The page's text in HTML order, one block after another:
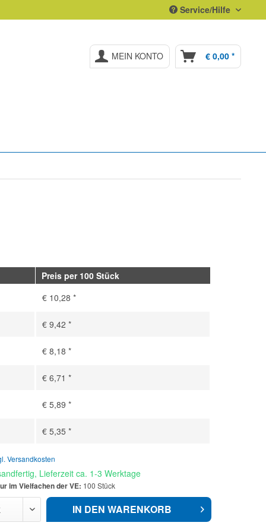
Service/Hilfe
MEIN KONTO € 0,00 *
Preis per 100 Stück
€ 10,28 *
€ 9,42 *
€ 8,18 *
€ 6,71 *
€ 5,89 *
€ 5,35 *
Versandkosten
Lieferzeit ca. 1-3 Werktage
im Vielfachen der VE: 100 Stück
IN DEN WARENKORB